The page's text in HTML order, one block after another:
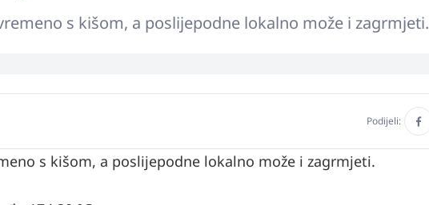
s kišom, a poslijepodne lokalno može i zagrmjeti.
Podijeli:
s kišom, a poslijepodne lokalno može i zagrmjeti.